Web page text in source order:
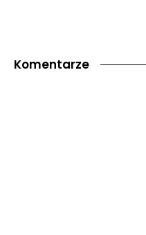
Komentarze